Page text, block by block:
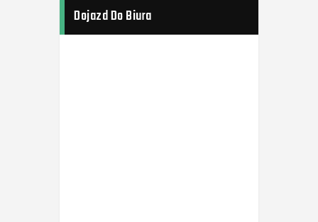
Dojazd Do Biura